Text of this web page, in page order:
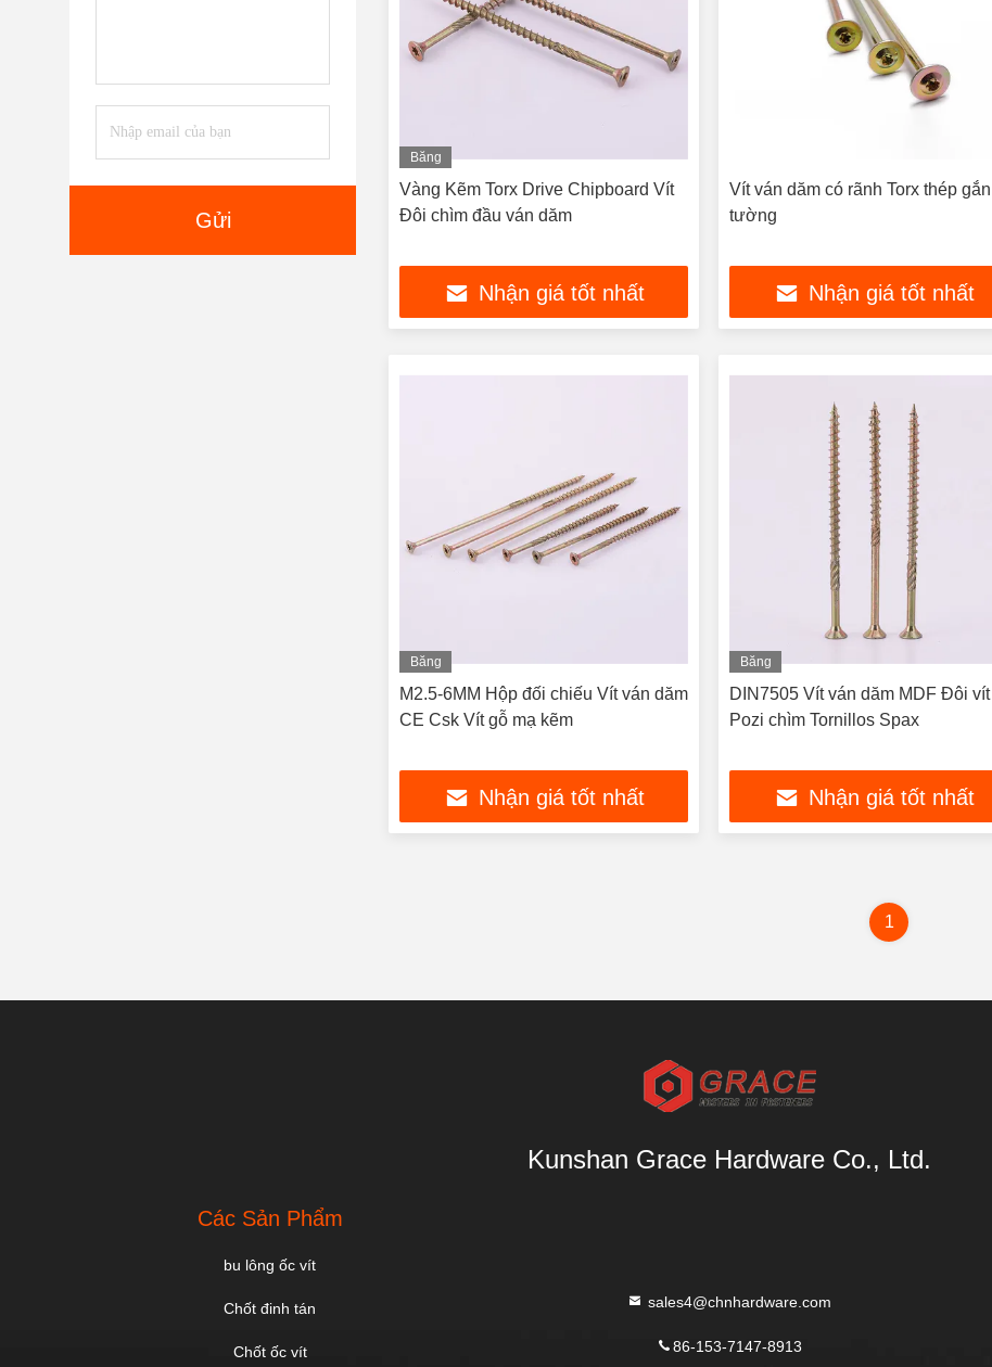
Gửi
Băng
hình
Vàng Kẽm Torx Drive Chipboard Vít
Đôi chìm đầu ván dăm
Nhận giá tốt nhất
Vít ván dăm có rãnh Torx thép gắn
tường
Nhận giá tốt nhất
Băng
hình
M2.5-6MM Hộp đối chiếu Vít ván dăm
CE Csk Vít gỗ mạ kẽm
Nhận giá tốt nhất
Băng
hình
DIN7505 Vít ván dăm MDF Đôi vít
Pozi chìm Tornillos Spax
Nhận giá tốt nhất
1
Kunshan Grace Hardware Co., Ltd.
Các Sản Phẩm
bu lông ốc vít
Chốt đinh tán
Chốt ốc vít
sales4@chnhardware.com
86-153-7147-8913